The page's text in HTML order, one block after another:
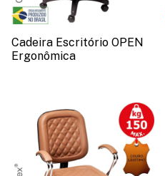
Cadeira Escritório OPEN
Ergonômica